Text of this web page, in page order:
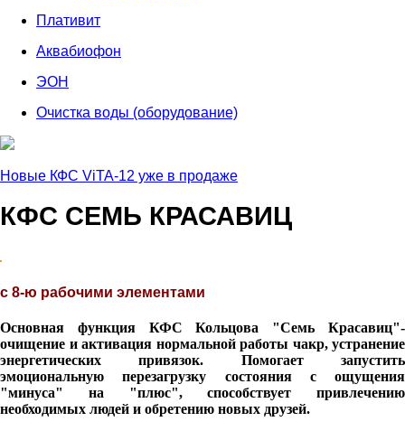
Плативит
Аквабиофон
ЭОН
Очистка воды (оборудование)
Новые КФС ViTA-12 уже в продаже
КФС СЕМЬ КРАСАВИЦ
с 8-ю рабочими элементами
Основная функция КФС Кольцова "Семь Красавиц"-
очищение и активация нормальной работы чакр, устранение
энергетических привязок. Помогает запустить
эмоциональную перезагрузку состояния с ощущения
"минуса" на "плюс", способствует привлечению
необходимых людей и обретению новых друзей.